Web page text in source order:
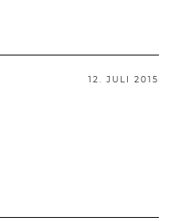
12. JULI 2015